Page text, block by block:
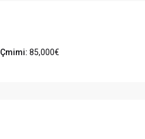
Çmimi: 85,000€